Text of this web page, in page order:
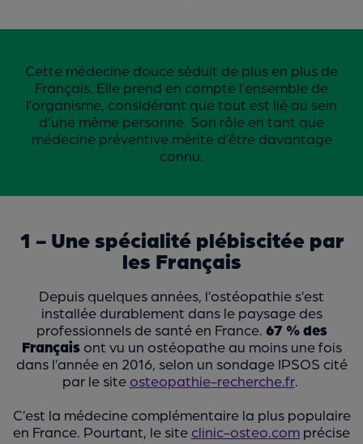
Cette médecine douce séduit de plus en plus de
Français. Elle prend en compte l’ensemble de
l’organisme, considérant que tout est lié au sein
d’une même personne. Son rôle en tant que
médecine préventive mérite d’être davantage
connu.
1 - Une spécialité plébiscitée par
les Français
Depuis quelques années, l’ostéopathie s’est
installée durablement dans le paysage des
professionnels de santé en France. 67 % des
Françaisont vu un ostéopathe au moins une fois
dans l’année en 2016, selon un sondage IPSOS cité
par le site osteopathie-recherche.fr.
C’est la médecine complémentaire la plus populaire
en France. Pourtant, le site clinic-osteo.com précise